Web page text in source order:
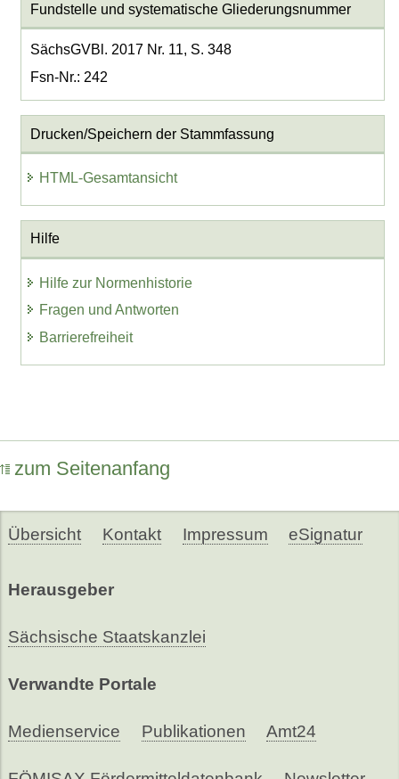
Fundstelle und systematische Gliederungsnummer
SächsGVBl. 2017 Nr. 11, S. 348
Fsn-Nr.: 242
Drucken/Speichern der Stammfassung
HTML-Gesamtansicht
Hilfe
Hilfe zur Normenhistorie
Fragen und Antworten
Barrierefreiheit
zum Seitenanfang
Übersicht Kontakt Impressum eSignatur
Herausgeber
Sächsische Staatskanzlei
Verwandte Portale
Medienservice Publikationen Amt24